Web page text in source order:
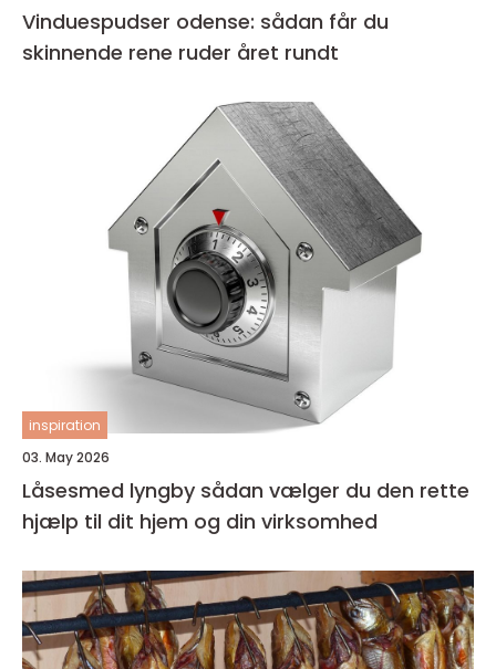
Vinduespudser odense: sådan får du
skinnende rene ruder året rundt
inspiration
03. May 2026
Låsesmed lyngby sådan vælger du den rette
hjælp til dit hjem og din virksomhed